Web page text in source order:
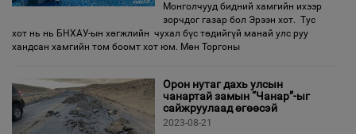
Монголчууд бидний хамгийн ихээр
зорчдог газар бол Эрээн хот. Тус
хот нь нь БНХАУ-ын хөгжлийн чухал бүс төдийгүй манай улс руу
хандсан хамгийн том боомт хот юм. Мөн Торгоны
Орон нутаг дахь улсын
чанартай замын “Чанар”-ыг
сайжруулаад өгөөсэй
2023-08-21